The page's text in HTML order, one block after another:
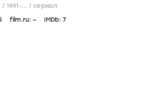
Días de cine / 1991-... / сериал
film.ru: – IMDb: 7